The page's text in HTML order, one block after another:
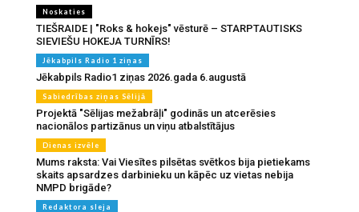
Noskaties
TIEŠRAIDE | "Roks & hokejs" vēsturē – STARPTAUTISKS
SIEVIEŠU HOKEJA TURNĪRS!
Jēkabpils Radio 1 ziņas
Jēkabpils Radio1 ziņas 2026.gada 6.augustā
Sabiedrības ziņas Sēlijā
Projektā "Sēlijas mežabrāļi" godinās un atcerēsies
nacionālos partizānus un viņu atbalstītājus
Dienas izvēle
Mums raksta: Vai Viesītes pilsētas svētkos bija pietiekams
skaits apsardzes darbinieku un kāpēc uz vietas nebija
NMPD brigāde?
Redaktora sleja